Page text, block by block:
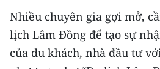
Nhiều chuyên gia gợi mở,
lịch Lâm Đồng để tạo sự
của du khách, nhà đầu tư